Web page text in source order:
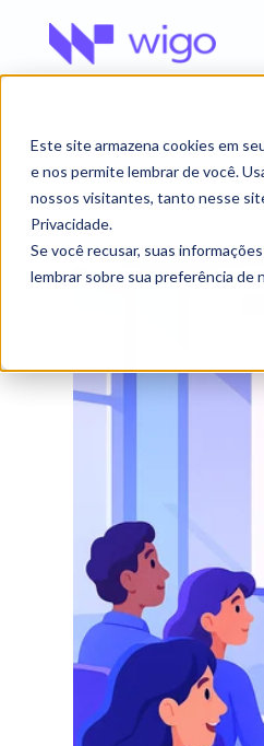
Este site armazena cookies em
e nos permite lembrar de você.
nossos visitantes, tanto nesse
Privacidade.
Se você recusar, suas
lembrar sobre sua preferência de
CONTENT